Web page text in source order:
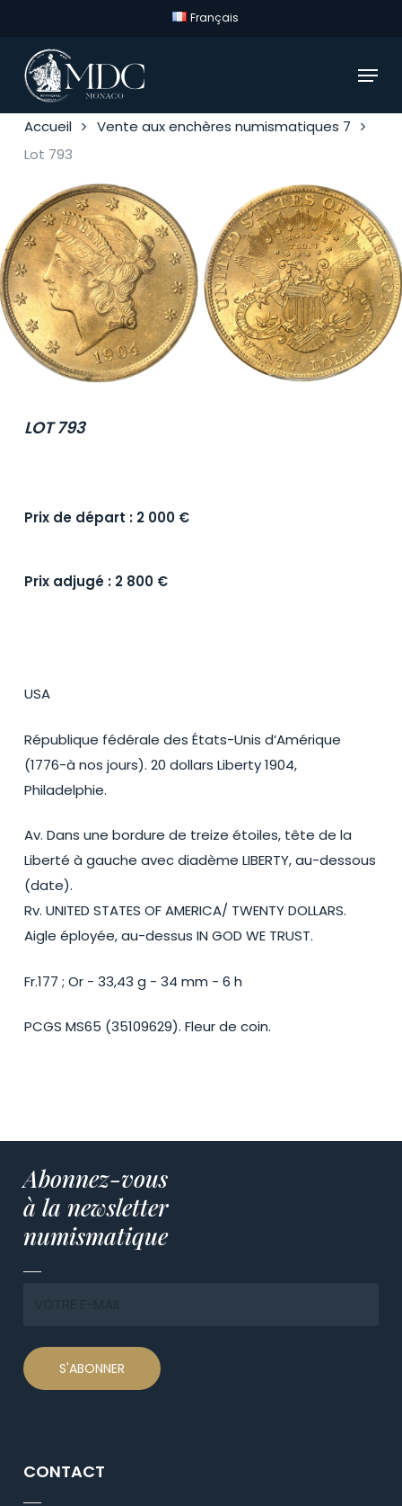
main
content
Français
Menu
Accueil
Vente aux enchères numismatiques 7
Lot 793
LOT 793
Prix de départ : 2 000 €
Prix adjugé : 2 800 €
USA
République fédérale des États-Unis d’Amérique
(1776-à nos jours). 20 dollars Liberty 1904,
Philadelphie.
Av. Dans une bordure de treize étoiles, tête de la
Liberté à gauche avec diadème LIBERTY, au-dessous
(date).
Rv. UNITED STATES OF AMERICA/ TWENTY DOLLARS.
Aigle éployée, au-dessus IN GOD WE TRUST.
Fr.177 ; Or - 33,43 g - 34 mm - 6 h
PCGS MS65 (35109629). Fleur de coin.
Abonnez-vous
à la newsletter
numismatique
CONTACT